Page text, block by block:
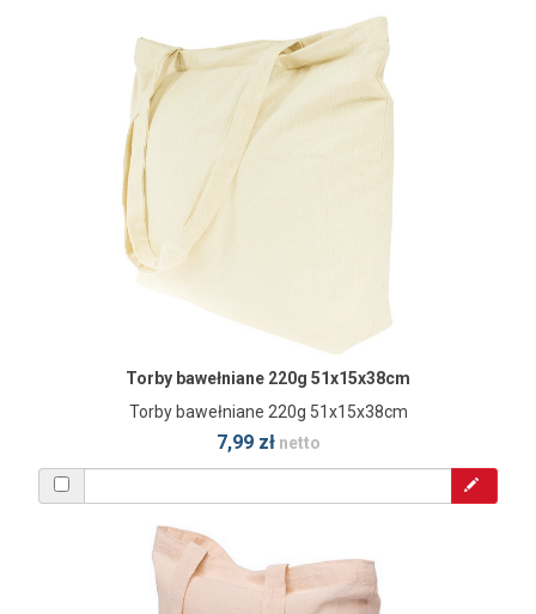
Torby bawełniane 220g 51x15x38cm
Torby bawełniane 220g 51x15x38cm
7,99 złnetto